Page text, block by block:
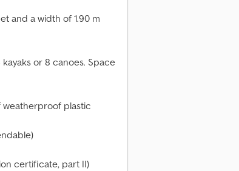
and a width of 1.90 m
or 8 canoes. Space
plastic
certificate, part II)